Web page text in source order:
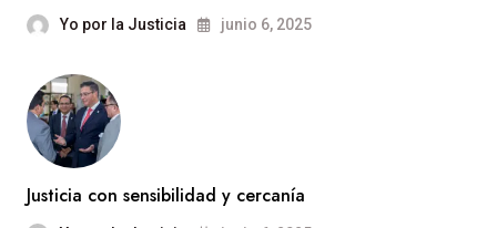
Yo por la Justicia junio 6, 2025
Justicia con sensibilidad y cercanía